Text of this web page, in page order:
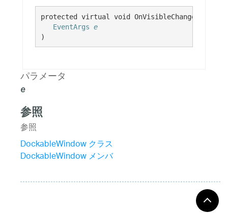
protected virtual void OnVisibleChanged(
EventArgs e
)
パラメータ
e
参照
参照
DockableWindow クラス
DockableWindow メンバ